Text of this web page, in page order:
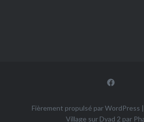
Facebook
Fièrement propulsé par WordPress |
Village sur Dyad 2 par